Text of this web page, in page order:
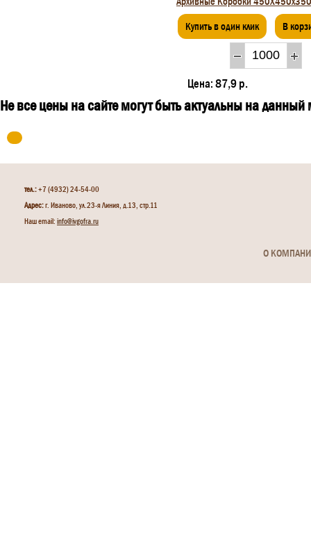
Купить в один клик В
Цена: 87,9 р.
Не все цены на сайте могут быть актуальны на
тел.:+7 (4932) 24-54-00
Адрес:г. Иваново, ул.23-я Линия, д.13, стр.11
Наш email: info@ivgofra.ru
О